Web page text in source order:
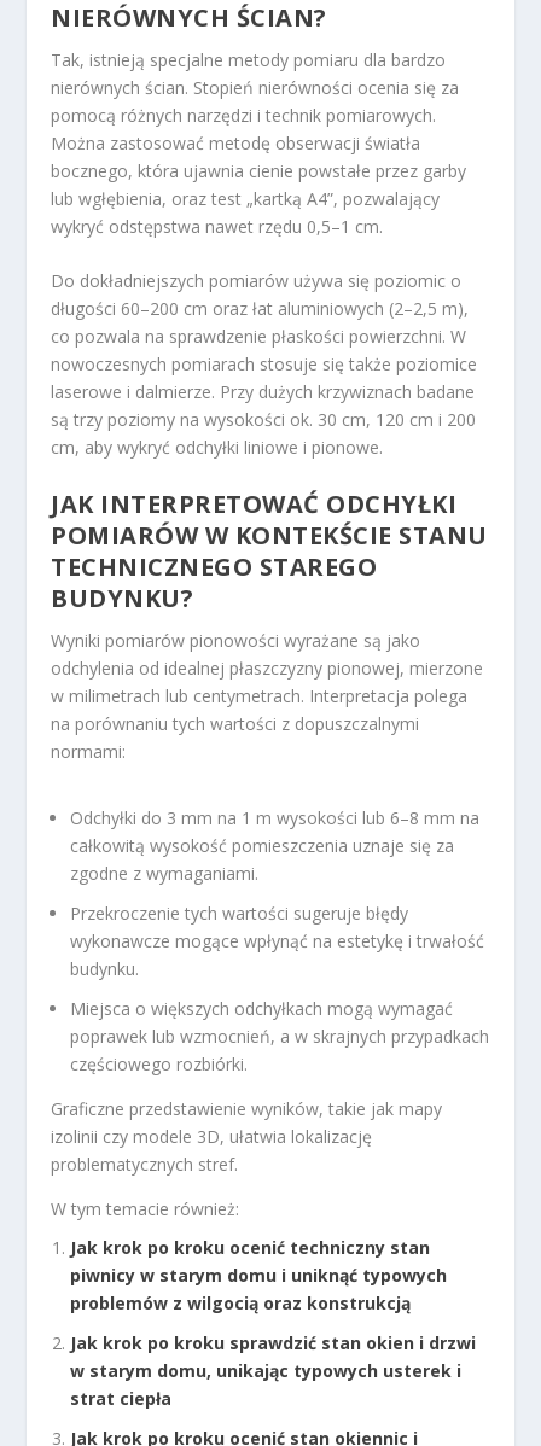
NIERÓWNYCH ŚCIAN?
Tak, istnieją specjalne metody pomiaru dla bardzo
nierównych ścian. Stopień nierówności ocenia się za
pomocą różnych narzędzi i technik pomiarowych.
Można zastosować metodę obserwacji światła
bocznego, która ujawnia cienie powstałe przez garby
lub wgłębienia, oraz test „kartką A4”, pozwalający
wykryć odstępstwa nawet rzędu 0,5–1 cm.
Do dokładniejszych pomiarów używa się poziomic o
długości 60–200 cm oraz łat aluminiowych (2–2,5 m),
co pozwala na sprawdzenie płaskości powierzchni. W
nowoczesnych pomiarach stosuje się także poziomice
laserowe i dalmierze. Przy dużych krzywiznach badane
są trzy poziomy na wysokości ok. 30 cm, 120 cm i 200
cm, aby wykryć odchyłki liniowe i pionowe.
JAK INTERPRETOWAĆ ODCHYŁKI
POMIARÓW W KONTEKŚCIE STANU
TECHNICZNEGO STAREGO
BUDYNKU?
Wyniki pomiarów pionowości wyrażane są jako
odchylenia od idealnej płaszczyzny pionowej, mierzone
w milimetrach lub centymetrach. Interpretacja polega
na porównaniu tych wartości z dopuszczalnymi
normami:
Odchyłki do 3 mm na 1 m wysokości lub 6–8 mm na
całkowitą wysokość pomieszczenia uznaje się za
zgodne z wymaganiami.
Przekroczenie tych wartości sugeruje błędy
wykonawcze mogące wpłynąć na estetykę i trwałość
budynku.
Miejsca o większych odchyłkach mogą wymagać
poprawek lub wzmocnień, a w skrajnych przypadkach
częściowego rozbiórki.
Graficzne przedstawienie wyników, takie jak mapy
izolinii czy modele 3D, ułatwia lokalizację
problematycznych stref.
W tym temacie również:
Jak krok po kroku ocenić techniczny stan
piwnicy w starym domu i uniknąć typowych
problemów z wilgocią oraz konstrukcją
Jak krok po kroku sprawdzić stan okien i drzwi
w starym domu, unikając typowych usterek i
strat ciepła
Jak krok po kroku ocenić stan okiennic i